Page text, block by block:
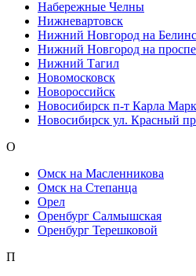
Набережные Челны
Нижневартовск
Нижний Новгород на
Нижний Новгород на
Нижний Тагил
Новомосковск
Новороссийск
Новосибирск п-т Карла
Новосибирск ул. Красный
О
Омск на Масленникова
Омск на Степанца
Орел
Оренбург Салмышская
Оренбург Терешковой
П